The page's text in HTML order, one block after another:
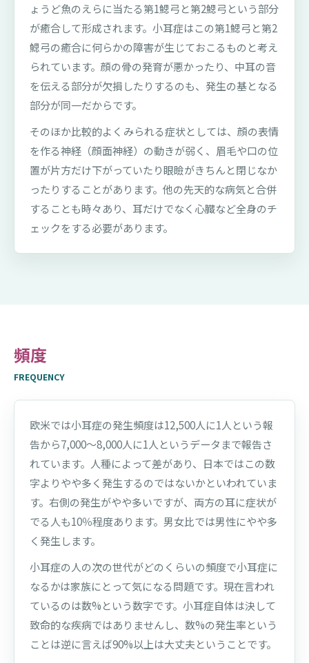
ょうど魚のえらに当たる第1鰓弓と第2鰓弓という部分
が癒合して形成されます。小耳症はこの第1鰓弓と第2
鰓弓の癒合に何らかの障害が生じておこるものと考え
られています。顔の骨の発育が悪かったり、中耳の音
を伝える部分が欠損したりするのも、発生の基となる
部分が同一だからです。
そのほか比較的よくみられる症状としては、顔の表情
を作る神経（顔面神経）の動きが弱く、眉毛や口の位
置が片方だけ下がっていたり眼瞼がきちんと閉じなか
ったりすることがあります。他の先天的な病気と合併
することも時々あり、耳だけでなく心臓など全身のチ
ェックをする必要があります。
頻度
FREQUENCY
欧米では小耳症の発生頻度は12,500人に1人という報
告から7,000〜8,000人に1人というデータまで報告さ
れています。人種によって差があり、日本ではこの数
字よりやや多く発生するのではないかといわれていま
す。右側の発生がやや多いですが、両方の耳に症状が
でる人も10％程度あります。男女比では男性にやや多
く発生します。
小耳症の人の次の世代がどのくらいの頻度で小耳症に
なるかは家族にとって気になる問題です。現在言われ
ているのは数%という数字です。小耳症自体は決して
致命的な疾病ではありませんし、数%の発生率という
ことは逆に言えば90%以上は大丈夫ということです。